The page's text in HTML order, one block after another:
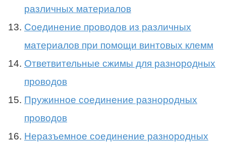
различных материалов
Соединение проводов из различных
материалов при помощи винтовых клемм
Ответвительные сжимы для разнородных
проводов
Пружинное соединение разнородных
проводов
Неразъемное соединение разнородных